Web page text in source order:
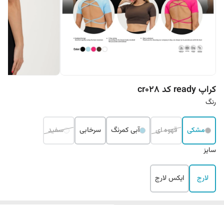
کراپ ready کد cr028
رنگ
مشکی قهوه ای آبی کمرنگ سرخابی
سفید
سایز
لارج ایکس لارج